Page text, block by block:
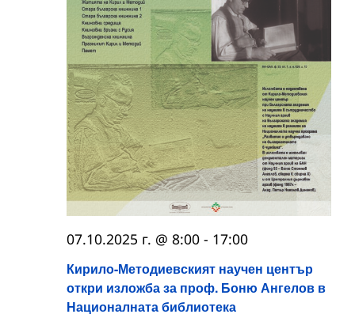
Кирило-Методиевският научен център
откри изложба за проф. Боню Ангелов в
Националната библиотека
07.10.2025 г. @ 8:00 - 17:00